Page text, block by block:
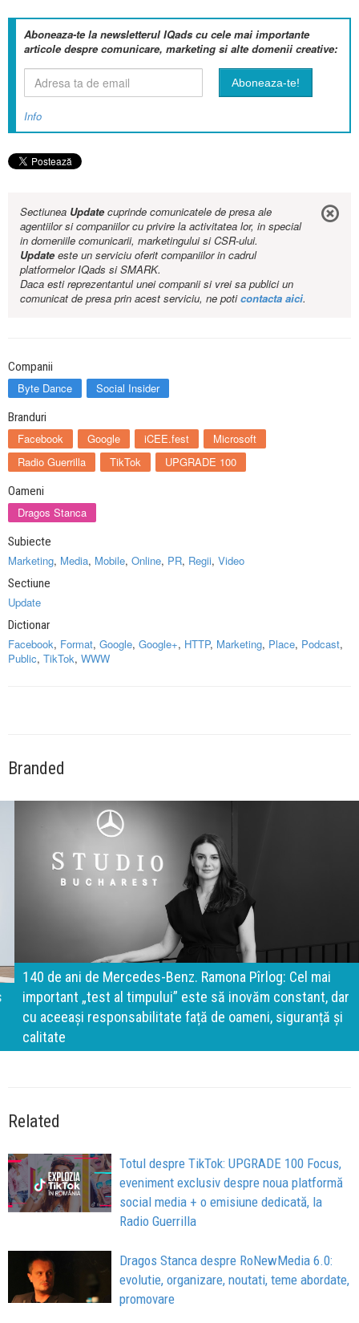
Aboneaza-te la newsletterul IQads cu cele mai importante
articole despre comunicare, marketing si alte domenii creative:
Info
Sectiunea Updatecuprinde comunicatele de presa ale
agentiilor si companiilor cu privire la activitatea lor, in special
in domeniile comunicarii, marketingului si CSR-ului.
Updateeste un serviciu oferit companiilor in cadrul
platformelor IQads si SMARK.
Daca esti reprezentantul unei companii si vrei sa publici un
comunicat de presa prin acest serviciu, ne poticontacta aici.
Companii
Byte Dance Social Insider
Branduri
Facebook Google iCEE.fest
Microsoft
Radio Guerrilla
TikTok UPGRADE 100
Oameni
Dragos Stanca
Subiecte
Marketing, Media, Mobile, Online, PR, Regii, Video
Sectiune
Update
Dictionar
Facebook, Format, Google, Google+, HTTP, Marketing, Place, Podcast,
Public, TikTok, WWW
Branded
140 de ani de Mercedes-Benz. Ramona Pîrlog: Cel mai
important „test al timpului” este să inovăm constant, dar
cu aceeași responsabilitate față de oameni, siguranță și
calitate
Related
Totul despre TikTok: UPGRADE 100 Focus,
eveniment exclusiv despre noua platformă
social media + o emisiune dedicată, la
Radio Guerrilla
Dragos Stanca despre RoNewMedia 6.0:
evolutie, organizare, noutati, teme abordate,
promovare